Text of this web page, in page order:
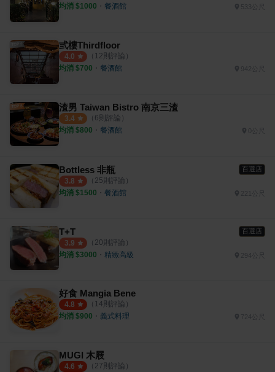
均消 $1000 ・ 餐酒館 533公尺
弎樓Thirdfloor
4.0 （ 12則評論）
均消 $700 ・ 餐酒館 942公尺
渣男 Taiwan Bistro 南京三渣
3.4 （ 6則評論）
均消 $800 ・ 餐酒館
Bottless 非瓶 百選店
3.8 （ 25則評論）
均消 $1500 ・ 餐酒館
T+T 百選店
3.9 （ 20則評論）
均消 $3000 ・ 精緻高級 294公尺
好食 Mangia Bene
4.8 （ 14則評論）
均消 $900 ・ 義式料理 724公尺
MUGI 木屐
4.6 （ 27則評論）